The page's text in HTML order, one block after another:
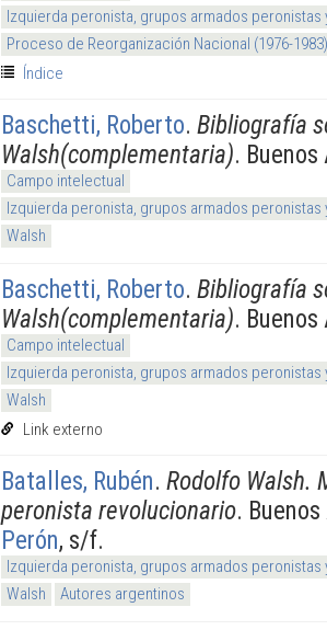
Izquierda peronista, grupos armados
Proceso de Reorganización Nacional (1976-1983)
Índice
Baschetti, Roberto. Bibliografía
Walsh(complementaria).
Campo intelectual
Izquierda peronista, grupos armados
Walsh
Baschetti, Roberto. Bibliografía
Walsh(complementaria).
Campo intelectual
Izquierda peronista, grupos armados
Walsh
Link externo
Batalles, Rubén. Rodolfo Walsh.
peronista revolucionario.
Perón, s/f.
Izquierda peronista, grupos armados
Walsh
Autores argentinos